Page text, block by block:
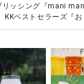
リッシング『mani
ベストセラーズ『お